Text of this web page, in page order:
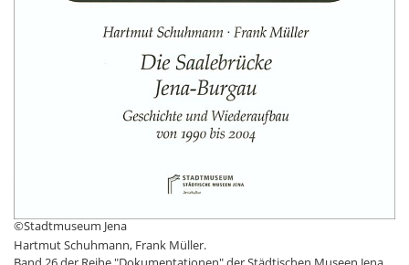
©Stadtmuseum Jena
Hartmut Schuhmann, Frank Müller.